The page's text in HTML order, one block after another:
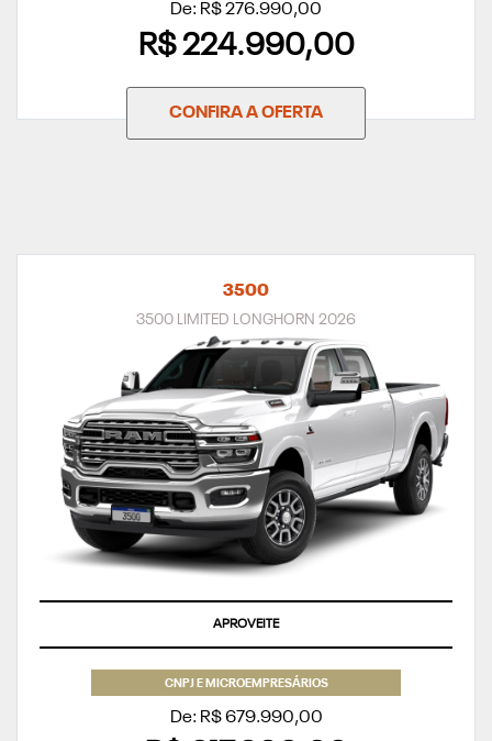
De: R$ 276.990,00
R$ 224.990,00
CONFIRA A OFERTA
3500
3500 LIMITED LONGHORN 2026
APROVEITE
CNPJ E MICROEMPRESÁRIOS
De: R$ 679.990,00